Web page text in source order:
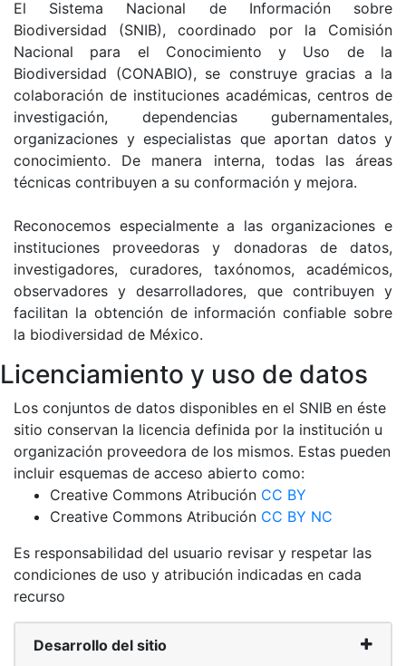
El Sistema Nacional de Información sobre
Biodiversidad (SNIB), coordinado por la Comisión
Nacional para el Conocimiento y Uso de la
Biodiversidad (CONABIO), se construye gracias a la
colaboración de instituciones académicas, centros de
investigación, dependencias gubernamentales,
organizaciones y especialistas que aportan datos y
conocimiento. De manera interna, todas las áreas
técnicas contribuyen a su conformación y mejora.
Reconocemos especialmente a las organizaciones e
instituciones proveedoras y donadoras de datos,
investigadores, curadores, taxónomos, académicos,
observadores y desarrolladores, que contribuyen y
facilitan la obtención de información confiable sobre
la biodiversidad de México.
Licenciamiento y uso de datos
Los conjuntos de datos disponibles en el SNIB en éste
sitio conservan la licencia definida por la institución u
organización proveedora de los mismos. Estas pueden
incluir esquemas de acceso abierto como:
Creative Commons Atribución CC BY
Creative Commons Atribución CC BY NC
Es responsabilidad del usuario revisar y respetar las
condiciones de uso y atribución indicadas en cada
recurso
Desarrollo del sitio